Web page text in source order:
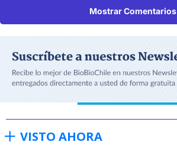
Mostrar Comentarios
VISTO AHORA